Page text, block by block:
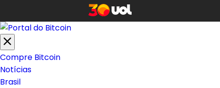
Compre Bitcoin
Notícias
Brasil